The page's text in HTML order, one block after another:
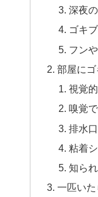
深夜
ゴキ
フン
部屋に
視覚
嗅覚
排水
粘着
知ら
一匹い